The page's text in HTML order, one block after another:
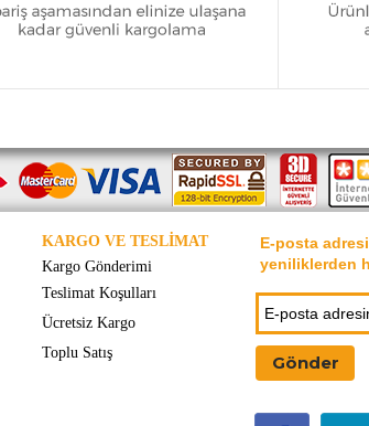
KARGO VE TESLİMAT
E-posta
yeniliklerden
Kargo Gönderimi
Teslimat Koşulları
Ücretsiz Kargo
Toplu Satış